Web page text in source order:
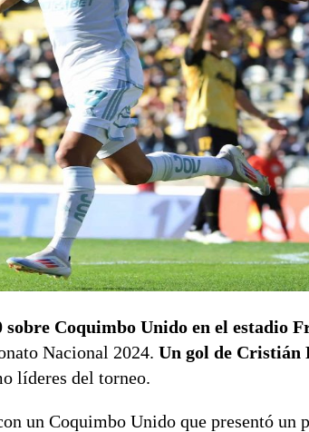
Coquimbo Unido en el estadio
Nacional 2024. Un gol de Cristián
líderes del torneo.
un Coquimbo Unido que presentó un